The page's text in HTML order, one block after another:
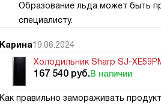
Образование льда может быть
специалисту.
Карина19.06.2024
Холодильник Sharp SJ-
167 540 руб.В наличии
Как правильно замораживать